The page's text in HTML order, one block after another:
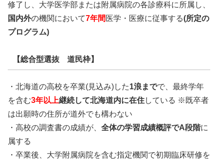
修了し、大学医学部または附属病院の各診療科に所属し、
国内外の機関において7年間 医学・医療に従事する(所定の
プログラム)
【総合型選抜 道民枠】
・北海道の高校を卒業(見込み)した1浪までで、最終学年
を含む3年以上継続して北海道内に在住している ※既卒者
は出願時の住所が道外でも構わない
・高校の調査書の成績が、 全体の学習成績概評でA段階に
属する
・卒業後、大学附属病院を含む指定機関で初期臨床研修を